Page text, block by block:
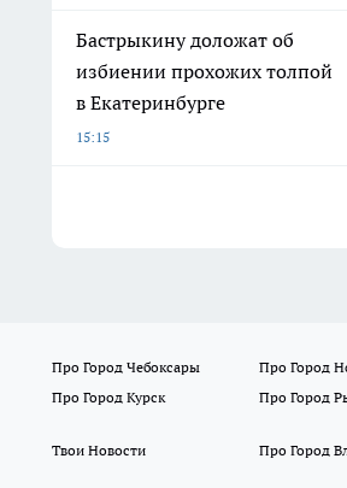
Бастрыкину доложат об
избиении прохожих толпой
в Екатеринбурге
15:15
Про Город Чебоксары Про Город
Про Город Курск
Про Город
Твои Новости
Про Город